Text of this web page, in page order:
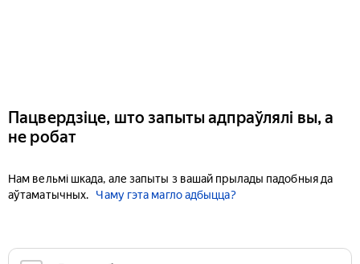
Пацвердзіце, што запыты адпраўлялі вы, а
не робат
Нам вельмі шкада, але запыты з вашай прылады падобныя да
аўтаматычных.
Чаму гэта магло адбыцца?